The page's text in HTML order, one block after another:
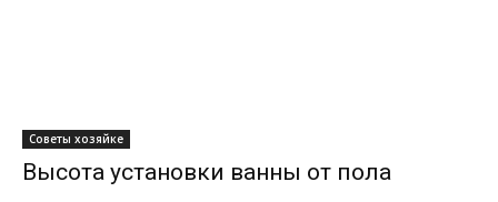
Советы хозяйке
Высота установки ванны от пола